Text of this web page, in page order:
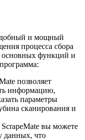
и мощный
процесса сбора
основных функций и
позволяет
информацию,
параметры
сканирования и
вы можете
данных, что